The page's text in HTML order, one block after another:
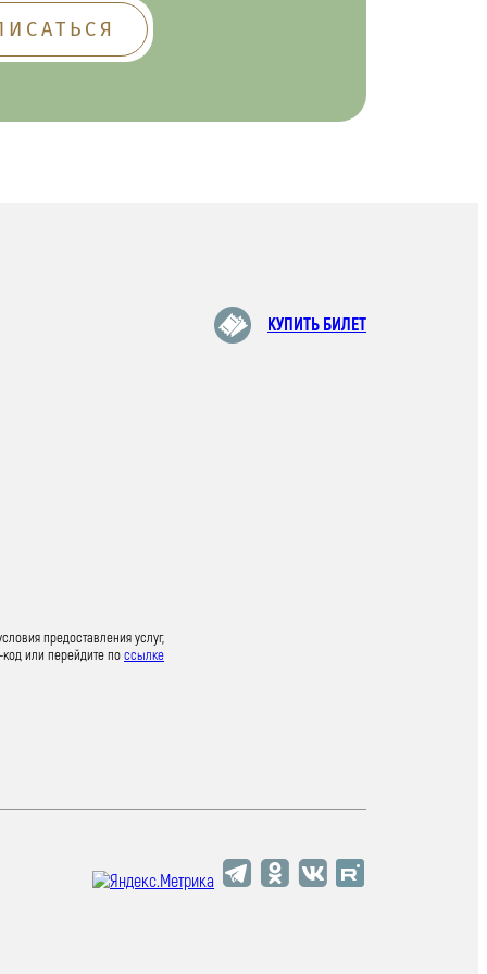
КУПИТЬ БИЛЕТ
предоставления услуг,
код или перейдите поссылке